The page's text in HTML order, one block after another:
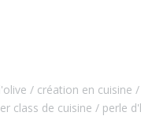
création en cuisine
class de cuisine perle